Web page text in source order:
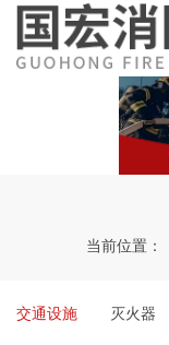
当前位置：
交通设施 灭火器